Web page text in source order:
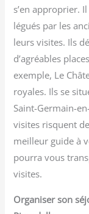
s’en approprier.
légués par les
leurs visites. Ils
d’agréables
exemple, Le
royales. Ils se
Saint-Germain-
visites risquent
meilleur guide à
pourra vous
visites.
Organiser son